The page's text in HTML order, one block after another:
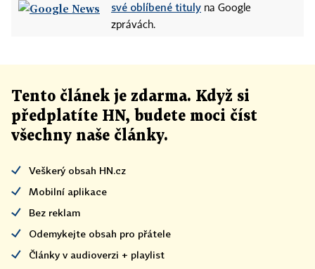
své oblíbené tituly na Google
zprávách.
Tento článek je zdarma. Když si
předplatíte HN, budete moci číst
všechny naše články.
Veškerý obsah HN.cz
Mobilní aplikace
Bez reklam
Odemykejte obsah pro přátele
Články v audioverzi + playlist